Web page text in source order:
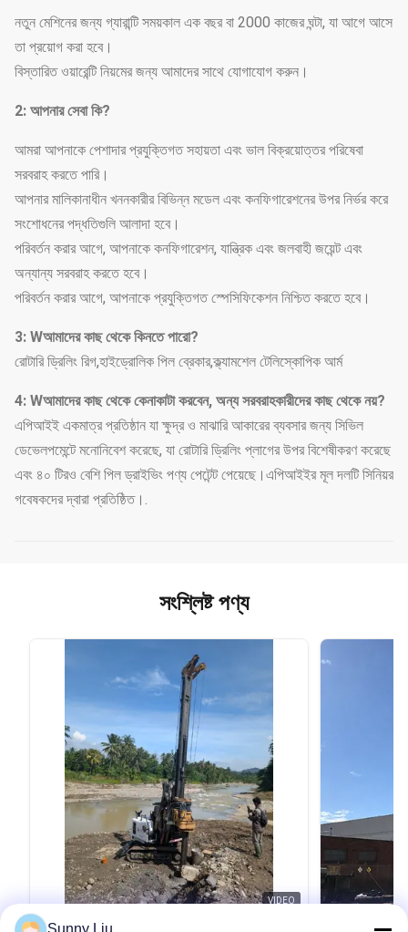
নতুন মেশিনের জন্য গ্যারান্টি সময়কাল এক বছর বা 2000 কাজের ঘন্টা, যা আগে আসে
তা প্রয়োগ করা হবে।
বিস্তারিত ওয়ারেন্টি নিয়মের জন্য আমাদের সাথে যোগাযোগ করুন।
2: আপনার সেবা কি?
আমরা আপনাকে পেশাদার প্রযুক্তিগত সহায়তা এবং ভাল বিক্রয়োত্তর পরিষেবা
সরবরাহ করতে পারি।
আপনার মালিকানাধীন খননকারীর বিভিন্ন মডেল এবং কনফিগারেশনের উপর নির্ভর করে
সংশোধনের পদ্ধতিগুলি আলাদা হবে।
পরিবর্তন করার আগে, আপনাকে কনফিগারেশন, যান্ত্রিক এবং জলবাহী জয়েন্ট এবং
অন্যান্য সরবরাহ করতে হবে।
পরিবর্তন করার আগে, আপনাকে প্রযুক্তিগত স্পেসিফিকেশন নিশ্চিত করতে হবে।
3: Wআমাদের কাছ থেকে কিনতে পারো?
রোটারি ড্রিলিং রিগ,হাইড্রোলিক পিল ব্রেকার,ক্ল্যামশেল টেলিস্কোপিক আর্ম
4: Wআমাদের কাছ থেকে কেনাকাটা করবেন, অন্য সরবরাহকারীদের কাছ থেকে নয়?
এপিআইই একমাত্র প্রতিষ্ঠান যা ক্ষুদ্র ও মাঝারি আকারের ব্যবসার জন্য সিভিল
ডেভেলপমেন্টে মনোনিবেশ করেছে, যা রোটারি ড্রিলিং প্লাগের উপর বিশেষীকরণ করেছে
এবং ৪০ টিরও বেশি পিল ড্রাইভিং পণ্য পেটেন্ট পেয়েছে।এপিআইইর মূল দলটি সিনিয়র
গবেষকদের দ্বারা প্রতিষ্ঠিত।.
সংশ্লিষ্ট পণ্য
VIDEO
Sunny Liu